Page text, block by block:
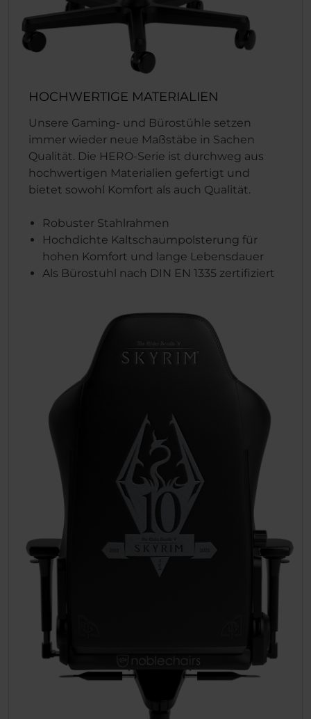
HOCHWERTIGE MATERIALIEN
Unsere Gaming- und Bürostühle setzen
immer wieder neue Maßstäbe in Sachen
Qualität. Die HERO-Serie ist durchweg aus
hochwertigen Materialien gefertigt und
bietet sowohl Komfort als auch Qualität.
Robuster Stahlrahmen
Hochdichte Kaltschaumpolsterung für
hohen Komfort und lange Lebensdauer
Als Bürostuhl nach DIN EN 1335 zertifiziert